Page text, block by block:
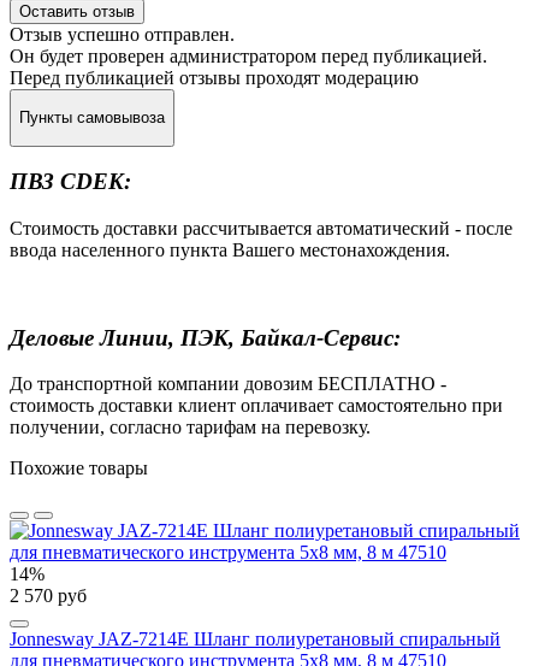
Оставить отзыв
Отзыв успешно отправлен.
Он будет проверен администратором перед публикацией.
Перед публикацией отзывы проходят модерацию
Пункты самовывоза
ПВЗ CDEK:
Стоимость доставки рассчитывается автоматический - после
ввода населенного пункта Вашего местонахождения.
Деловые Линии, ПЭК, Байкал-Сервис:
До транспортной компании довозим БЕСПЛАТНО -
стоимость доставки клиент оплачивает самостоятельно при
получении, согласно тарифам на перевозку.
Похожие товары
14%
2 570 руб
Jonnesway JAZ-7214E Шланг полиуретановый спиральный
для пневматического инструмента 5х8 мм, 8 м 47510